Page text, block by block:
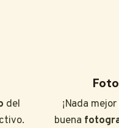
del
¡Nada
buena